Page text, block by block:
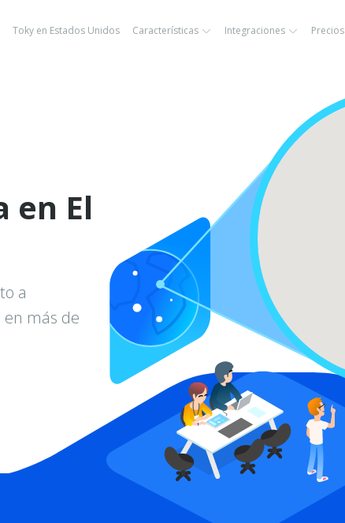
Toky en Estados Unidos Características Integraciones Precios
en El
a
más de